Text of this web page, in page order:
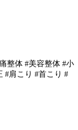
整体 #美容整体 #小
#肩こり #首こり #